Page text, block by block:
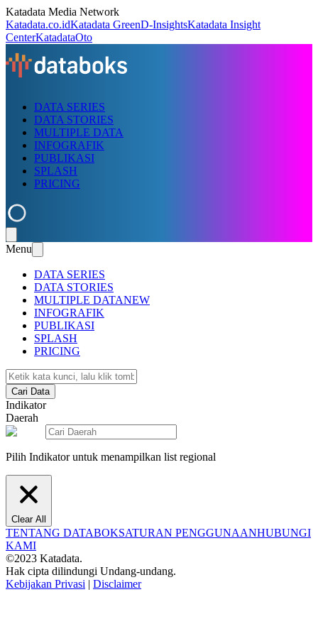
Katadata Media Network
Katadata.co.idKatadata GreenD-InsightsKatadata Insight
CenterKatadataOto
DATA SERIES
DATA STORIES
MULTIPLE DATA
INFOGRAFIK
PUBLIKASI
SPLASH
PRICING
Menu
DATA SERIES
DATA STORIES
MULTIPLE DATANEW
INFOGRAFIK
PUBLIKASI
SPLASH
PRICING
Cari Data
Indikator
Daerah
Pilih Indikator untuk menampilkan list regional
Clear All
TENTANG DATABOKSATURAN PENGGUNAANHUBUNGI
KAMI
©2023 Katadata.
Hak cipta dilindungi Undang-undang.
Kebijakan Privasi | Disclaimer